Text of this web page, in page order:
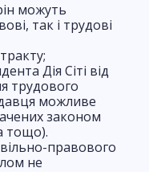
можуть
так і трудові
Дія Сіті від
трудового
можливе
законом
тощо).
правового
не